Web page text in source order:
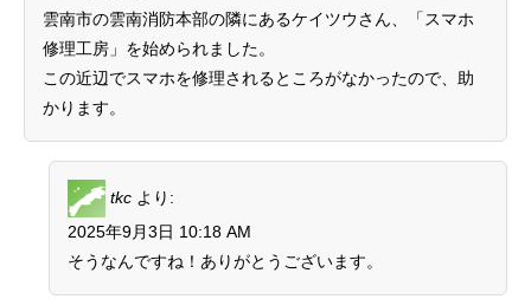
雲南市の雲南消防本部の隣にあるケイツウさん、「スマホ
修理工房」を始められました。
この近辺でスマホを修理されるところがなかったので、助
かります。
tkc より:
2025年9月3日 10:18 AM
そうなんですね！ありがとうございます。